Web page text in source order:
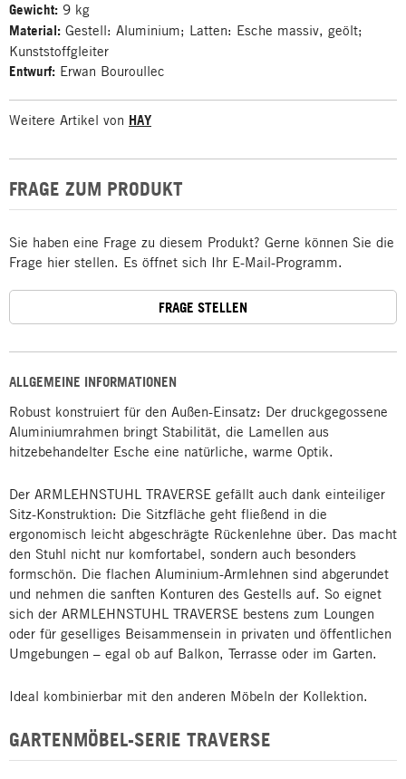
ALLGEMEINE INFORMATIONEN
Robust konstruiert für den Außen-Einsatz: Der druckgegossene
Aluminiumrahmen bringt Stabilität, die Lamellen aus
hitzebehandelter Esche eine natürliche, warme Optik.
Der ARMLEHNSTUHL TRAVERSE gefällt auch dank einteiliger
Sitz-Konstruktion: Die Sitzfläche geht fließend in die
ergonomisch leicht abgeschrägte Rückenlehne über. Das macht
den Stuhl nicht nur komfortabel, sondern auch besonders
formschön. Die flachen Aluminium-Armlehnen sind abgerundet
und nehmen die sanften Konturen des Gestells auf. So eignet
sich der ARMLEHNSTUHL TRAVERSE bestens zum Loungen
oder für geselliges Beisammensein in privaten und öffentlichen
Umgebungen – egal ob auf Balkon, Terrasse oder im Garten.
Ideal kombinierbar mit den anderen Möbeln der Kollektion.
GARTENMÖBEL-SERIE TRAVERSE
Gewicht: 9 kg
Material: Gestell: Aluminium; Latten: Esche massiv, geölt;
Kunststoffgleiter
Entwurf: Erwan Bouroullec
Weitere Artikel von HAY
FRAGE ZUM PRODUKT
Sie haben eine Frage zu diesem Produkt? Gerne können Sie die
Frage hier stellen. Es öffnet sich Ihr E-Mail-Programm.
FRAGE STELLEN